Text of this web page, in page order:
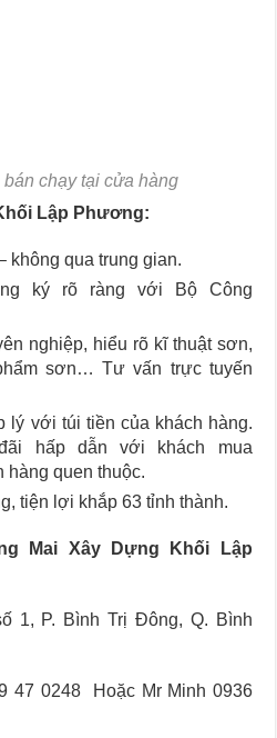
chạy tại cửa hàng
Lập Phương:
không qua trung gian.
ký rõ ràng với Bộ Công
nghiệp, hiểu rõ kĩ thuật sơn,
sơn… Tư vấn trực tuyến
lý với túi tiền của khách hàng.
hấp dẫn với khách mua
hàng quen thuộc.
tiện lợi khắp 63 tỉnh thành.
Mai Xây Dựng Khối Lập
1, P. Bình Trị Đông, Q. Bình
47 0248 Hoặc Mr Minh 0936